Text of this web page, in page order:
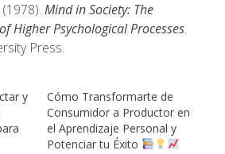
(1978). Mind in Society: The
Higher Psychological Processes.
Press.
y
Cómo Transformarte de
Consumidor a Productor en
el Aprendizaje Personal y
Potenciar tu Éxito